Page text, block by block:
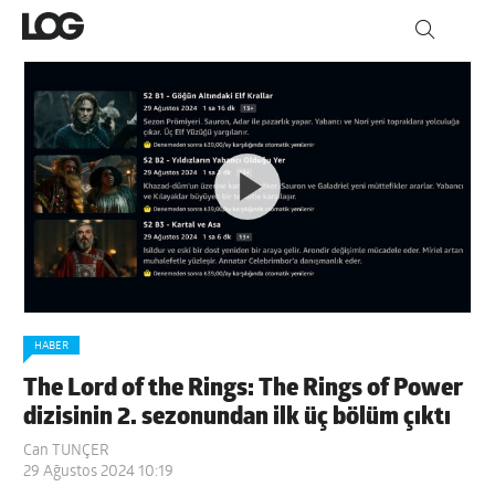
HABER
The Lord of the Rings: The Rings of Power
dizisinin 2. sezonundan ilk üç bölüm çıktı
Can TUNÇER
29 Ağustos 2024 10:19